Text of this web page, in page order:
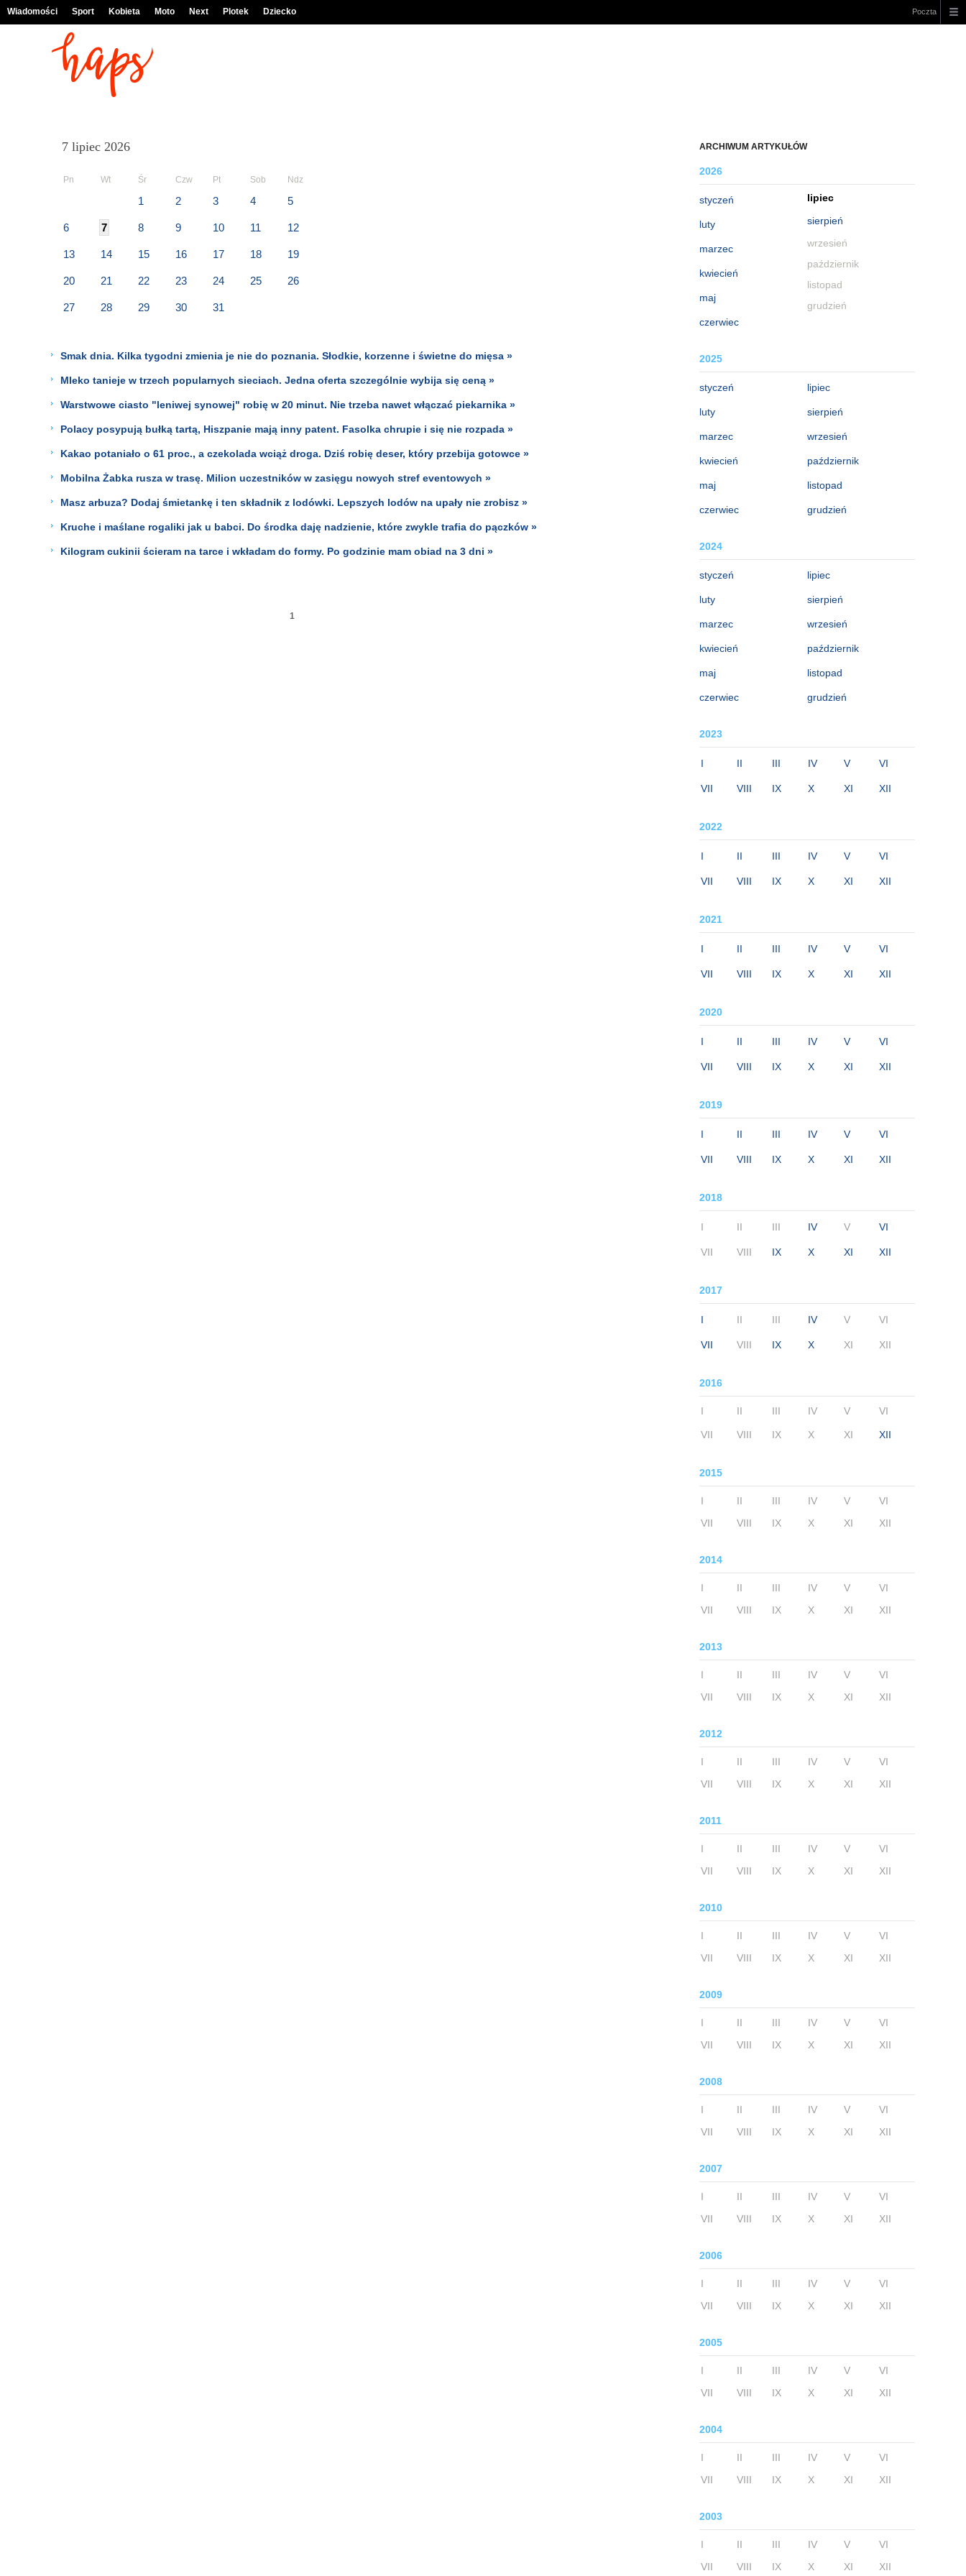
Wiadomości Sport Kobieta Moto Next Plotek Dziecko Poczta
ARCHIWUM ARTYKUŁÓW
2026
styczeń
luty
marzec
kwiecień
maj
czerwiec
lipiec
sierpień
wrzesień
październik
listopad
grudzień
2025
styczeń
luty
marzec
kwiecień
maj
czerwiec
lipiec
sierpień
wrzesień
październik
listopad
grudzień
2024
styczeń
luty
marzec
kwiecień
maj
czerwiec
lipiec
sierpień
wrzesień
październik
listopad
grudzień
2023
I II III IV V VI
VII VIII IX X XI XII
2022
I II III IV V VI
VII VIII IX X XI XII
2021
I II III IV V VI
VII VIII IX X XI XII
2020
I II III IV V VI
VII VIII IX X XI XII
2019
I II III IV V VI
VII VIII IX X XI XII
2018
I II III IV V VI
VII VIII IX X XI XII
2017
I II III IV V VI
VII VIII IX X XI XII
2016
I II III IV V VI
VII VIII IX X XI XII
2015
I II III IV V
VI
VII
VIII IX X XI XII
2014
I II III IV V
VI
VII
VIII IX X XI XII
2013
I II III IV V
VI
VII
VIII IX X XI XII
2012
I II III IV V
VI
VII
VIII IX X XI XII
2011
I II III IV V
VI
VII
VIII IX X XI XII
2010
I II III IV V
VI
VII
VIII IX X XI XII
2009
I II III IV V
VI
VII
VIII IX X XI XII
2008
I II III IV V
VI
VII
VIII IX X XI XII
2007
I II III IV V
VI
VII
VIII IX X XI XII
2006
I II III IV V
VI
VII
VIII IX X XI XII
2005
I II III IV V
VI
VII
VIII IX X XI XII
2004
I II III IV V
VI
VII
VIII IX X XI XII
2003
I II III IV V
VI
VII
VIII IX X XI XII
7 lipiec 2026
Pn Wt Śr Czw Pt Sob Ndz
1 2 3 4 5
6 7 8 9 10 11 12
13 14 15 16 17 18 19
20 21 22 23 24 25 26
27 28 29 30 31
Smak dnia. Kilka tygodni zmienia je nie do poznania. Słodkie, korzenne i świetne do mięsa »
Mleko tanieje w trzech popularnych sieciach. Jedna oferta szczególnie wybija się ceną »
Warstwowe ciasto "leniwej synowej" robię w 20 minut. Nie trzeba nawet włączać piekarnika »
Polacy posypują bułką tartą, Hiszpanie mają inny patent. Fasolka chrupie i się nie rozpada »
Kakao potaniało o 61 proc., a czekolada wciąż droga. Dziś robię deser, który przebija gotowce »
Mobilna Żabka rusza w trasę. Milion uczestników w zasięgu nowych stref eventowych »
Masz arbuza? Dodaj śmietankę i ten składnik z lodówki. Lepszych lodów na upały nie zrobisz »
Kruche i maślane rogaliki jak u babci. Do środka daję nadzienie, które zwykle trafia do pączków »
Kilogram cukinii ścieram na tarce i wkładam do formy. Po godzinie mam obiad na 3 dni »
1